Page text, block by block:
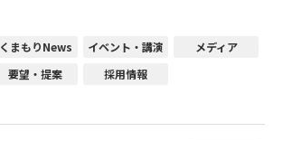
くまもりNews イベント・講演
メディア
要望・提案
採用情報